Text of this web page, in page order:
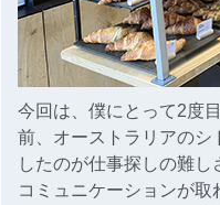
今回は、僕にとって2度
前、オーストラリアのシ
したのが仕事探しの難
コミュニケーションが取